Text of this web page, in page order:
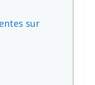
sur